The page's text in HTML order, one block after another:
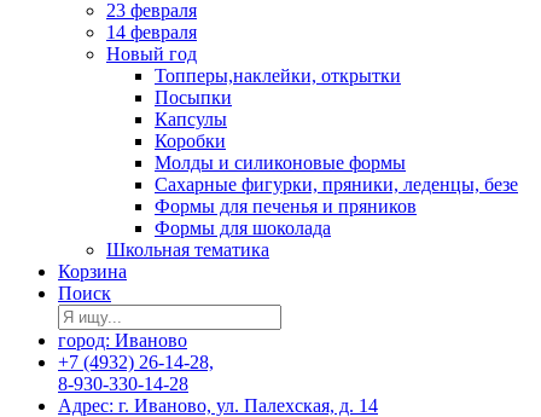
23 февраля
14 февраля
Новый год
Топперы,наклейки, открытки
Посыпки
Капсулы
Коробки
Молды и силиконовые формы
Сахарные фигурки, пряники, леденцы, безе
Формы для печенья и пряников
Формы для шоколада
Школьная тематика
Корзина
Поиск
город: Иваново
+7 (4932) 26-14-28,
8-930-330-14-28
Адрес: г. Иваново, ул. Палехская, д. 14